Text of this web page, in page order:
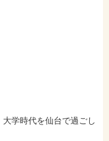
学時代を仙台で過ごし